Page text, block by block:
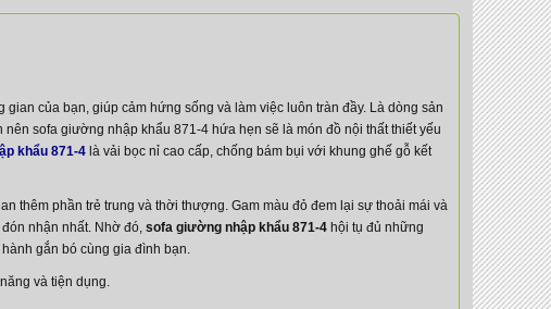
của bạn, giúp cảm hứng sống và làm việc luôn tràn đầy. Là dòng sản
sofa giường nhập khẩu 871-4 hứa hẹn sẽ là món đồ nội thất thiết yếu
khẩu 871-4 là vải bọc nỉ cao cấp, chống bám bụi với khung ghế gỗ kết
thêm phần trẻ trung và thời thượng. Gam màu đỏ đem lại sự thoải mái và
nhận nhất. Nhờ đó, sofa giường nhập khẩu 871-4 hội tụ đủ những
gắn bó cùng gia đình bạn.
và tiện dụng.